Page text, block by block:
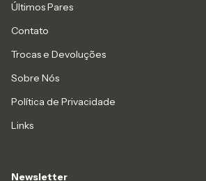
Últimos Pares
Contato
Trocas e Devoluções
Sobre Nós
Política de Privacidade
Links
Newsletter